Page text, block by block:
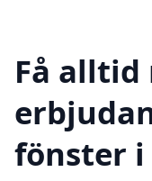
Få alltid
fönster